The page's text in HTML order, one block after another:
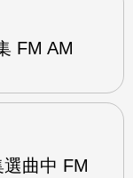
FM AM
曲中 FM